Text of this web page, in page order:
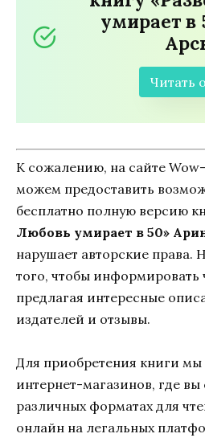
умирает в
Читать
К сожалению, на сайте
можем предоставить
бесплатно полную версию
Любовь умирает в 50»
нарушает авторские права.
того, чтобы информировать
предлагая интересные
издателей и отзывы.
Для приобретения книги
интернет-магазинов, где вы
различных форматах для
онлайн на легальных